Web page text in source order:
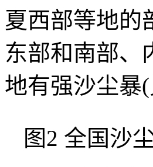
夏西部等地的
东部和南部、
地有强沙尘暴(
图2 全国沙